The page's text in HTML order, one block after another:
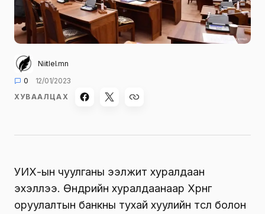
Niitlel.mn
0
12/01/2023
ХУВААЛЦАХ
УИХ-ын чуулганы ээлжит хуралдаан
эхэллээ. Өнөөдрийн хуралдаанаар Хөрөнгө
оруулалтын банкны тухай хуулийн төсөл болон